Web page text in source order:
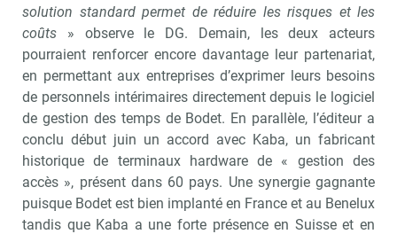
solution standard permet de réduire les risques et les
coûts » observe le DG. Demain, les deux acteurs
pourraient renforcer encore davantage leur partenariat,
en permettant aux entreprises d’exprimer leurs besoins
de personnels intérimaires directement depuis le logiciel
de gestion des temps de Bodet. En parallèle, l’éditeur a
conclu début juin un accord avec Kaba, un fabricant
historique de terminaux hardware de « gestion des
accès », présent dans 60 pays. Une synergie gagnante
puisque Bodet est bien implanté en France et au Benelux
tandis que Kaba a une forte présence en Suisse et en